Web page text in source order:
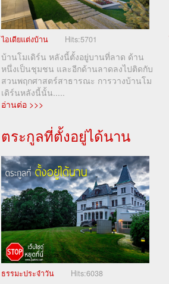
ไอเดียแต่งบ้าน Hits:5701
บ้านโมเดิร์น หลังนี้ตั้งอยู่บานที่ลาด ด้าน
หนึ่งเป็นชุมชน และอีกด้านลาดลงไปติดกับ
สวนพฤกศาสตร์สาธารณะ การวางบ้านโม
เดิร์นหลังนี้นั้น.....
อ่านต่อ >>>
ตระกูลที่ตั้งอยู่ได้นาน
ธรรมะประจำวัน Hits:6038